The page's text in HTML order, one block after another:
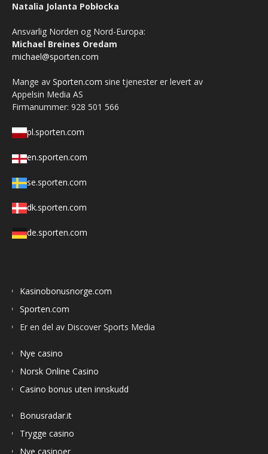
Natalia Jolanta Pobłocka
Ansvarlig Norden og Nord-Europa:
Michael Breines Oredam
michael@sporten.com
Mange av Sporten.com sine tjenester er levert av
Appelsin Media AS
Firmanummer: 928 501 566
pl.sporten.com
en.sporten.com
se.sporten.com
dk.sporten.com
de.sporten.com
Kasinobonusnorge.com
Sporten.com
Er en del av Discover Sports Media
Nye casino
Norsk Online Casino
Casino bonus uten innskudd
Bonusradar.it
Trygge casino
Nye casinoer